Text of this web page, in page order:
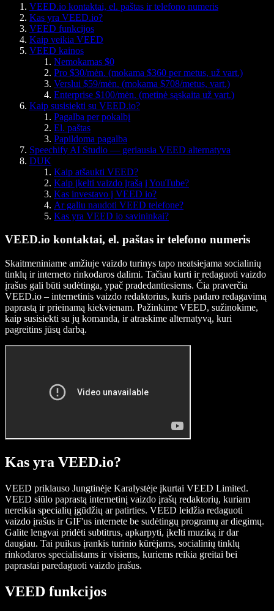
VEED.io kontaktai, el. paštas ir telefono numeris
Kas yra VEED.io?
VEED funkcijos
Kaip veikia VEED
VEED kainos
Nemokamas $0
Pro $30/mėn. (mokama $360 per metus, už vart.)
Verslui $59/mėn. (mokama $708/metus, vart.)
Enterprise $100/mėn. (metinė sąskaita už vart.)
Kaip susisiekti su VEED.io?
Pagalba per pokalbį
El. paštas
Papildoma pagalba
Speechify AI Studio — geriausia VEED alternatyva
DUK
Kaip atšaukti VEED?
Kaip įkelti vaizdo įrašą į YouTube?
Kas investavo į VEED io?
Ar galiu naudoti VEED telefone?
Kas yra VEED io savininkai?
VEED.io kontaktai, el. paštas ir telefono numeris
Skaitmeniniame amžiuje vaizdo turinys tapo neatsiejama socialinių
tinklų ir interneto rinkodaros dalimi. Tačiau kurti ir redaguoti vaizdo
įrašus gali būti sudėtinga, ypač pradedantiesiems. Čia praverčia
VEED.io – internetinis vaizdo redaktorius, kuris padaro redagavimą
paprastą ir prieinamą kiekvienam. Pažinkime VEED, sužinokime,
kaip susisiekti su jų komanda, ir atraskime alternatyvą, kuri
pagreitins jūsų darbą.
Kas yra VEED.io?
VEED priklauso Jungtinėje Karalystėje įkurtai VEED Limited.
VEED siūlo paprastą internetinį vaizdo įrašų redaktorių, kuriam
nereikia specialių įgūdžių ar patirties. VEED leidžia redaguoti
vaizdo įrašus ir GIF'us internete be sudėtingų programų ar diegimų.
Galite lengvai pridėti subtitrus, apkarpyti, įkelti muziką ir dar
daugiau. Tai puikus įrankis turinio kūrėjams, socialinių tinklų
rinkodaros specialistams ir visiems, kuriems reikia greitai bei
paprastai paredaguoti vaizdo įrašus.
VEED funkcijos